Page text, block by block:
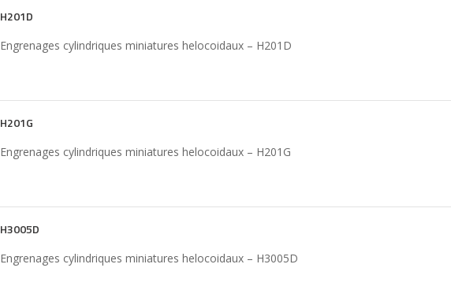
H201D
Engrenages cylindriques miniatures helocoidaux – H201D
H201G
Engrenages cylindriques miniatures helocoidaux – H201G
H3005D
Engrenages cylindriques miniatures helocoidaux – H3005D